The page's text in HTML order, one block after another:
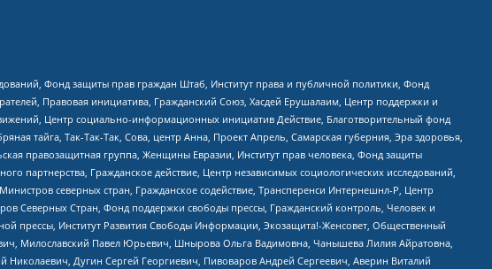
Фонд защиты прав граждан Штаб, Институт права и публичной политики, Фонд
Правовая инициатива, Гражданский Союз, Хасдей Ерушалаим, Центр поддержки и
Центр социально-информационных инициатив Действие, Благотворительный фонд
тайга, Так-Так-Так, Сова, центр Анна, Проект Апрель, Самарская губерния, Эра здоровья,
правозащитная группа, Женщины Евразии, Институт прав человека, Фонд защиты
партнерства, Гражданское действие, Центр независимых социологических исследований,
северных стран, Гражданское содействие, Трансперенси Интернешнл-Р, Центр
Северных Стран, Фонд поддержки свободы прессы, Гражданский контроль, Человек и
прессы, Институт Развития Свободы Информации, Экозащита!-Женсовет, Общественный
Милославский Павел Юрьевич, Шнырова Ольга Вадимовна, Чанышева Лилия Айратовна,
Николаевич, Дугин Сергей Георгиевич, Пивоваров Андрей Сергеевич, Аверин Виталий